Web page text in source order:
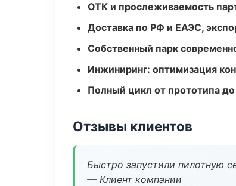
ОТК и прослеживаемость
Доставка по РФ и ЕАЭС,
Собственный парк
Инжиниринг: оптимизация
Полный цикл от прототипа
Отзывы клиентов
Быстро запустили пилотную
— Клиент компании